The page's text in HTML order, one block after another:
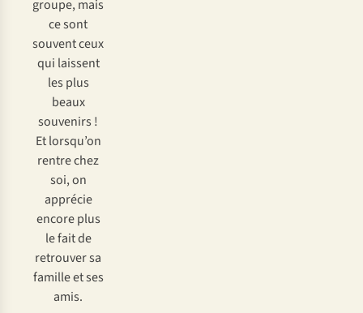
groupe, mais
ce sont
souvent ceux
qui laissent
les plus
beaux
souvenirs !
Et lorsqu’on
rentre chez
soi, on
apprécie
encore plus
le fait de
retrouver sa
famille et ses
amis.